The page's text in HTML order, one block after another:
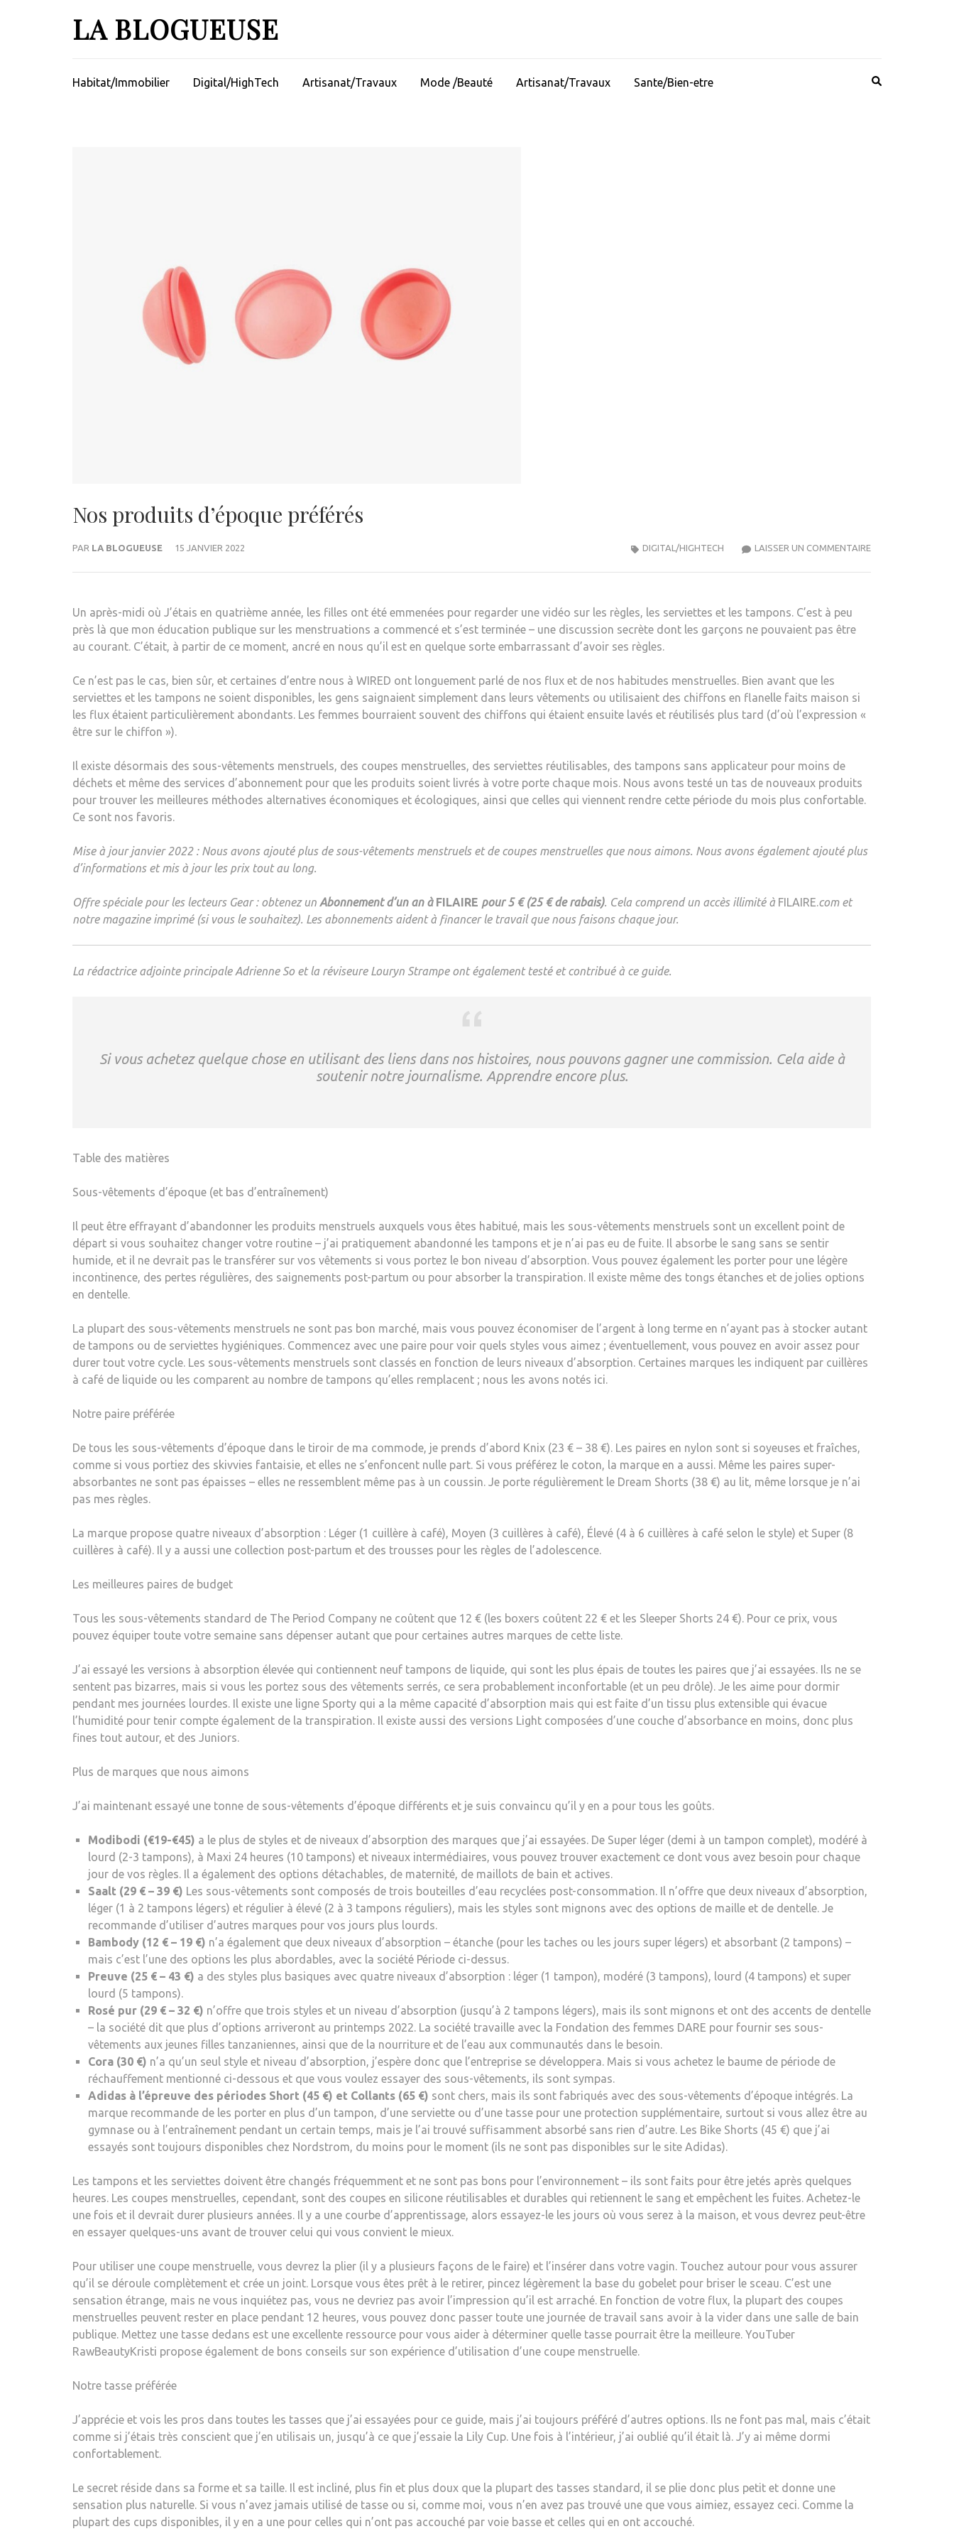
LA BLOGUEUSE
Habitat/Immobilier Digital/HighTech Artisanat/Travaux Mode /Beauté Artisanat/Travaux Sante/Bien-etre
Nos produits d’époque préférés
PAR LA BLOGUEUSE 15 JANVIER 2022 LAISSER UN COMMENTAIRENOS
DIGITAL/HIGHTECH
Un après-midi où J’étais en quatrième année, les filles ont été emmenées pour regarder une vidéo sur les règles, les serviettes et les tampons. C’est à peu
près là que mon éducation publique sur les menstruations a commencé et s’est terminée – une discussion secrète dont les garçons ne pouvaient pas être
au courant. C’était, à partir de ce moment, ancré en nous qu’il est en quelque sorte embarrassant d’avoir ses règles.
Ce n’est pas le cas, bien sûr, et certaines d’entre nous à WIRED ont longuement parlé de nos flux et de nos habitudes menstruelles. Bien avant que les
serviettes et les tampons ne soient disponibles, les gens saignaient simplement dans leurs vêtements ou utilisaient des chiffons en flanelle faits maison si
les flux étaient particulièrement abondants. Les femmes bourraient souvent des chiffons qui étaient ensuite lavés et réutilisés plus tard (d’où l’expression «
être sur le chiffon »).
Il existe désormais des sous-vêtements menstruels, des coupes menstruelles, des serviettes réutilisables, des tampons sans applicateur pour moins de
déchets et même des services d’abonnement pour que les produits soient livrés à votre porte chaque mois. Nous avons testé un tas de nouveaux produits
pour trouver les meilleures méthodes alternatives économiques et écologiques, ainsi que celles qui viennent rendre cette période du mois plus confortable.
Ce sont nos favoris.
Mise à jour janvier 2022 : Nous avons ajouté plus de sous-vêtements menstruels et de coupes menstruelles que nous aimons. Nous avons également ajouté plus
d’informations et mis à jour les prix tout au long.
Offre spéciale pour les lecteurs Gear : obtenez un Abonnement d’un an à FILAIRE pour 5 € (25 € de rabais). Cela comprend un accès illimité à FILAIRE.com et
notre magazine imprimé (si vous le souhaitez). Les abonnements aident à financer le travail que nous faisons chaque jour.
La rédactrice adjointe principale Adrienne So et la réviseure Louryn Strampe ont également testé et contribué à ce guide.
Si vous achetez quelque chose en utilisant des liens dans nos histoires, nous pouvons gagner une commission. Cela aide à
soutenir notre journalisme. Apprendre encore plus.
Table des matières
Sous-vêtements d’époque (et bas d’entraînement)
Il peut être effrayant d’abandonner les produits menstruels auxquels vous êtes habitué, mais les sous-vêtements menstruels sont un excellent point de
départ si vous souhaitez changer votre routine – j’ai pratiquement abandonné les tampons et je n’ai pas eu de fuite. Il absorbe le sang sans se sentir
humide, et il ne devrait pas le transférer sur vos vêtements si vous portez le bon niveau d’absorption. Vous pouvez également les porter pour une légère
incontinence, des pertes régulières, des saignements post-partum ou pour absorber la transpiration. Il existe même des tongs étanches et de jolies options
en dentelle.
La plupart des sous-vêtements menstruels ne sont pas bon marché, mais vous pouvez économiser de l’argent à long terme en n’ayant pas à stocker autant
de tampons ou de serviettes hygiéniques. Commencez avec une paire pour voir quels styles vous aimez ; éventuellement, vous pouvez en avoir assez pour
durer tout votre cycle. Les sous-vêtements menstruels sont classés en fonction de leurs niveaux d’absorption. Certaines marques les indiquent par cuillères
à café de liquide ou les comparent au nombre de tampons qu’elles remplacent ; nous les avons notés ici.
Notre paire préférée
De tous les sous-vêtements d’époque dans le tiroir de ma commode, je prends d’abord Knix (23 € – 38 €). Les paires en nylon sont si soyeuses et fraîches,
comme si vous portiez des skivvies fantaisie, et elles ne s’enfoncent nulle part. Si vous préférez le coton, la marque en a aussi. Même les paires super-
absorbantes ne sont pas épaisses – elles ne ressemblent même pas à un coussin. Je porte régulièrement le Dream Shorts (38 €) au lit, même lorsque je n’ai
pas mes règles.
La marque propose quatre niveaux d’absorption : Léger (1 cuillère à café), Moyen (3 cuillères à café), Élevé (4 à 6 cuillères à café selon le style) et Super (8
cuillères à café). Il y a aussi une collection post-partum et des trousses pour les règles de l’adolescence.
Les meilleures paires de budget
Tous les sous-vêtements standard de The Period Company ne coûtent que 12 € (les boxers coûtent 22 € et les Sleeper Shorts 24 €). Pour ce prix, vous
pouvez équiper toute votre semaine sans dépenser autant que pour certaines autres marques de cette liste.
J’ai essayé les versions à absorption élevée qui contiennent neuf tampons de liquide, qui sont les plus épais de toutes les paires que j’ai essayées. Ils ne se
sentent pas bizarres, mais si vous les portez sous des vêtements serrés, ce sera probablement inconfortable (et un peu drôle). Je les aime pour dormir
pendant mes journées lourdes. Il existe une ligne Sporty qui a la même capacité d’absorption mais qui est faite d’un tissu plus extensible qui évacue
l’humidité pour tenir compte également de la transpiration. Il existe aussi des versions Light composées d’une couche d’absorbance en moins, donc plus
fines tout autour, et des Juniors.
Plus de marques que nous aimons
J’ai maintenant essayé une tonne de sous-vêtements d’époque différents et je suis convaincu qu’il y en a pour tous les goûts.
Modibodi (€19-€45) a le plus de styles et de niveaux d’absorption des marques que j’ai essayées. De Super léger (demi à un tampon complet), modéré à
lourd (2-3 tampons), à Maxi 24 heures (10 tampons) et niveaux intermédiaires, vous pouvez trouver exactement ce dont vous avez besoin pour chaque
jour de vos règles. Il a également des options détachables, de maternité, de maillots de bain et actives.
Saalt (29 € – 39 €) Les sous-vêtements sont composés de trois bouteilles d’eau recyclées post-consommation. Il n’offre que deux niveaux d’absorption,
léger (1 à 2 tampons légers) et régulier à élevé (2 à 3 tampons réguliers), mais les styles sont mignons avec des options de maille et de dentelle. Je
recommande d’utiliser d’autres marques pour vos jours plus lourds.
Bambody (12 € – 19 €) n’a également que deux niveaux d’absorption – étanche (pour les taches ou les jours super légers) et absorbant (2 tampons) –
mais c’est l’une des options les plus abordables, avec la société Période ci-dessus.
Preuve (25 € – 43 €) a des styles plus basiques avec quatre niveaux d’absorption : léger (1 tampon), modéré (3 tampons), lourd (4 tampons) et super
lourd (5 tampons).
Rosé pur (29 € – 32 €) n’offre que trois styles et un niveau d’absorption (jusqu’à 2 tampons légers), mais ils sont mignons et ont des accents de dentelle
– la société dit que plus d’options arriveront au printemps 2022. La société travaille avec la Fondation des femmes DARE pour fournir ses sous-
vêtements aux jeunes filles tanzaniennes, ainsi que de la nourriture et de l’eau aux communautés dans le besoin.
Cora (30 €) n’a qu’un seul style et niveau d’absorption, j’espère donc que l’entreprise se développera. Mais si vous achetez le baume de période de
réchauffement mentionné ci-dessous et que vous voulez essayer des sous-vêtements, ils sont sympas.
Adidas à l’épreuve des périodes Short (45 €) et Collants (65 €) sont chers, mais ils sont fabriqués avec des sous-vêtements d’époque intégrés. La
marque recommande de les porter en plus d’un tampon, d’une serviette ou d’une tasse pour une protection supplémentaire, surtout si vous allez être au
gymnase ou à l’entraînement pendant un certain temps, mais je l’ai trouvé suffisamment absorbé sans rien d’autre. Les Bike Shorts (45 €) que j’ai
essayés sont toujours disponibles chez Nordstrom, du moins pour le moment (ils ne sont pas disponibles sur le site Adidas).
Les tampons et les serviettes doivent être changés fréquemment et ne sont pas bons pour l’environnement – ils sont faits pour être jetés après quelques
heures. Les coupes menstruelles, cependant, sont des coupes en silicone réutilisables et durables qui retiennent le sang et empêchent les fuites. Achetez-le
une fois et il devrait durer plusieurs années. Il y a une courbe d’apprentissage, alors essayez-le les jours où vous serez à la maison, et vous devrez peut-être
en essayer quelques-uns avant de trouver celui qui vous convient le mieux.
Pour utiliser une coupe menstruelle, vous devrez la plier (il y a plusieurs façons de le faire) et l’insérer dans votre vagin. Touchez autour pour vous assurer
qu’il se déroule complètement et crée un joint. Lorsque vous êtes prêt à le retirer, pincez légèrement la base du gobelet pour briser le sceau. C’est une
sensation étrange, mais ne vous inquiétez pas, vous ne devriez pas avoir l’impression qu’il est arraché. En fonction de votre flux, la plupart des coupes
menstruelles peuvent rester en place pendant 12 heures, vous pouvez donc passer toute une journée de travail sans avoir à la vider dans une salle de bain
publique. Mettez une tasse dedans est une excellente ressource pour vous aider à déterminer quelle tasse pourrait être la meilleure. YouTuber
RawBeautyKristi propose également de bons conseils sur son expérience d’utilisation d’une coupe menstruelle.
Notre tasse préférée
J’apprécie et vois les pros dans toutes les tasses que j’ai essayées pour ce guide, mais j’ai toujours préféré d’autres options. Ils ne font pas mal, mais c’était
comme si j’étais très conscient que j’en utilisais un, jusqu’à ce que j’essaie la Lily Cup. Une fois à l’intérieur, j’ai oublié qu’il était là. J’y ai même dormi
confortablement.
Le secret réside dans sa forme et sa taille. Il est incliné, plus fin et plus doux que la plupart des tasses standard, il se plie donc plus petit et donne une
sensation plus naturelle. Si vous n’avez jamais utilisé de tasse ou si, comme moi, vous n’en avez pas trouvé une que vous aimiez, essayez ceci. Comme la
plupart des cups disponibles, il y en a une pour celles qui n’ont pas accouché par voie basse et celles qui en ont accouché.